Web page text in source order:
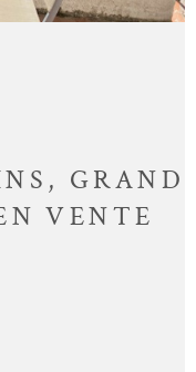
GRAND
VENTE